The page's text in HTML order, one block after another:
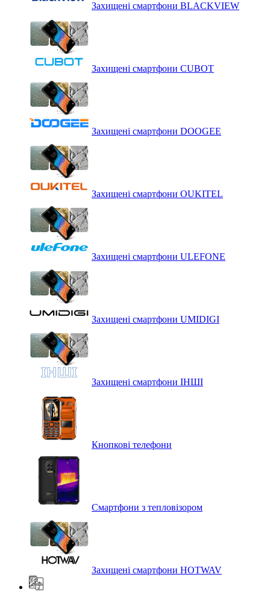
Захищені смартфони BLACKVIEW
Захищені смартфони CUBOT
Захищені смартфони DOOGEE
Захищені смартфони OUKITEL
Захищені смартфони ULEFONE
Захищені смартфони UMIDIGI
Захищені смартфони ІНШІ
Кнопкові телефони
Смартфони з тепловізором
Захищені смартфони HOTWAV